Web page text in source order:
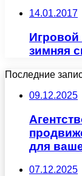
14.01.2017
Игровой
зимняя
Последние
09.12.2025
для
07.12.2025